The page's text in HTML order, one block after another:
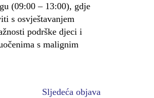
(09:00 – 13:00), gdje
s osvještavanjem
podrške djeci i
s malignim
Sljedeća objava